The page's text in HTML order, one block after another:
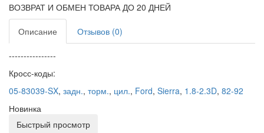
ВОЗВРАТ И ОБМЕН ТОВАРА ДО 20 ДНЕЙ
Описание Отзывов (0)
----------------
Кросс-коды:
05-83039-SX, задн., торм., цил., Ford, Sierra, 1.8-2.3D, 82-92
Новинка
Быстрый просмотр